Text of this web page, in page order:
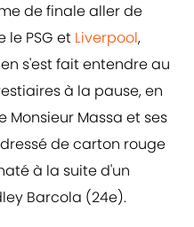
de finale aller de
le PSG et Liverpool,
s'est fait entendre au
à la pause, en
Massa et ses
de carton rouge
à la suite d'un
Barcola (24e).